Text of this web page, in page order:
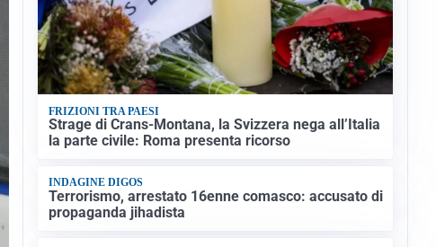
FRIZIONI TRA PAESI
Strage di Crans-Montana, la Svizzera nega all’Italia
la parte civile: Roma presenta ricorso
INDAGINE DIGOS
Terrorismo, arrestato 16enne comasco: accusato di
propaganda jihadista